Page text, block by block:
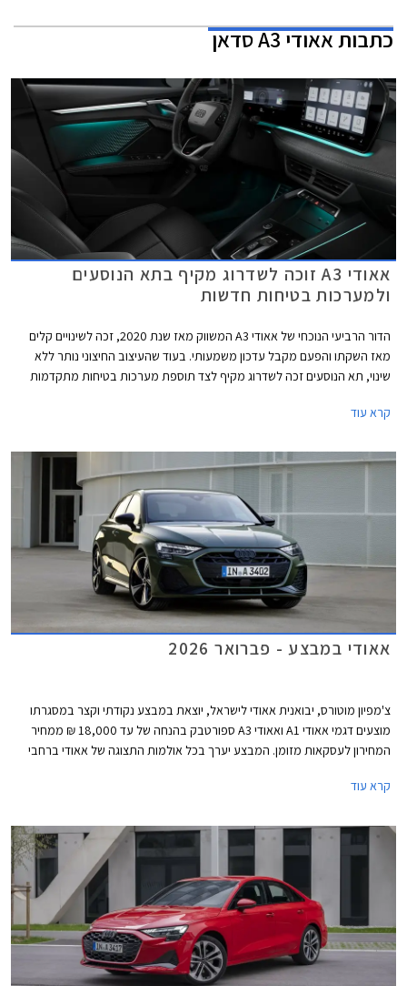
כתבותאאודי A3 סדאן
אאודי A3 זוכה לשדרוג מקיף בתא הנוסעים
ולמערכות בטיחות חדשות
הדור הרביעי הנוכחי של אאודי A3 המשווק מאז שנת 2020, זכה לשינויים קלים
מאז השקתו והפעם מקבל עדכון משמעותי. בעוד שהעיצוב החיצוני נותר ללא
שינוי, תא הנוסעים זכה לשדרוג מקיף לצד תוספת מערכות בטיחות מתקדמות
וסמלים חדשים בגרסאות הביצועים S3 ו- RS3.
קרא עוד
אאודי במבצע - פברואר 2026
צ'מפיון מוטורס, יבואנית אאודי לישראל, יוצאת במבצע נקודתי וקצר במסגרתו
מוצעים דגמי אאודי A1 ואאודי A3 ספורטבק בהנחה של עד 18,000 ₪ ממחיר
המחירון לעסקאות מזומן. המבצע יערך בכל אולמות התצוגה של אאודי ברחבי
קרא עוד